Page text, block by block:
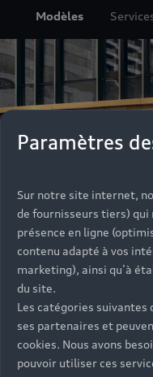
Paramètres
Sur notre site internet,
de fournisseurs tiers)
présence en ligne
contenu adapté à vos
marketing), ainsi qu’à
du site.
Les catégories suivantes
ses partenaires et
cookies. Nous avons
pouvoir utiliser ces
Modèles